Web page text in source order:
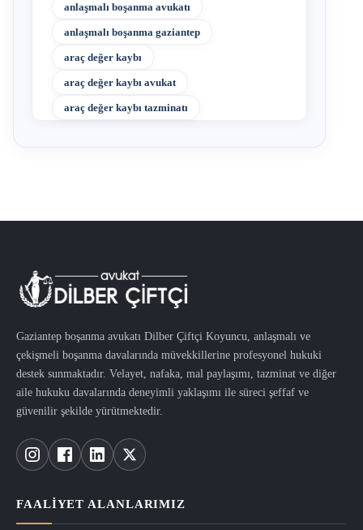
anlaşmalı boşanma avukatı
anlaşmalı boşanma gaziantep
araç değer kaybı
araç değer kaybı avukat
araç değer kaybı tazminatı
Gaziantep boşanma avukatı Dilber Çiftçi Koyuncu, anlaşmalı ve
çekişmeli boşanma davalarında müvekkillerine profesyonel hukuki
destek sunmaktadır. Velayet, nafaka, mal paylaşımı, tazminat ve diğer
aile hukuku davalarında deneyimli yaklaşımı ile süreci şeffaf ve
güvenilir şekilde yürütmektedir.
FAALIYET ALANLARIMIZ